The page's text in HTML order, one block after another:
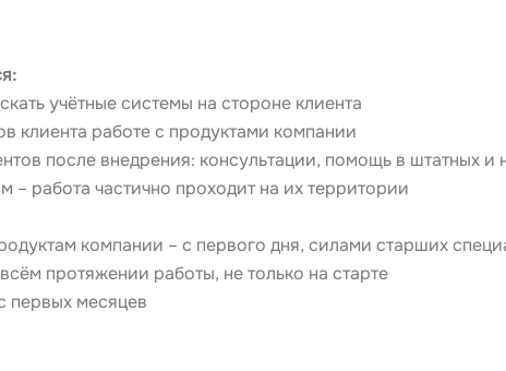
учётные системы на стороне клиента
клиента работе с продуктами компании
после внедрения: консультации, помощь в штатных и
– работа частично проходит на их территории
компании – с первого дня, силами старших
протяжении работы, не только на старте
первых месяцев